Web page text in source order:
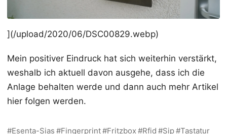
](/upload/2020/06/DSC00829.webp)
Mein positiver Eindruck hat sich weiterhin verstärkt,
weshalb ich aktuell davon ausgehe, dass ich die
Anlage behalten werde und dann auch mehr Artikel
hier folgen werden.
Esenta-Sias Fingerprint Fritzbox Rfid Sip
Tastatur